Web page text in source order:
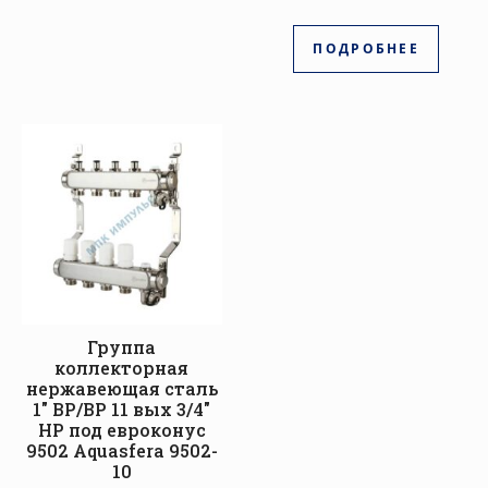
ПОДРОБНЕЕ
Группа
коллекторная
нержавеющая сталь
1″ ВР/ВР 11 вых 3/4″
НР под евроконус
9502 Aquasfera 9502-
10